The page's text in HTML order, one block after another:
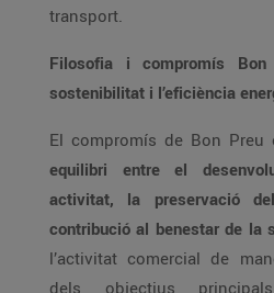
transport.
Filosofia i compromís
sostenibilitat i l’eficiència
El compromís de Bon Preu
equilibri entre el
activitat, la preservació
contribució al benestar de la
l’activitat comercial de
dels objectius